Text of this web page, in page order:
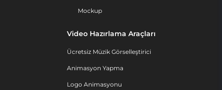
Mockup
Video Hazırlama Araçları
Ücretsiz Müzik Görselleştirici
Animasyon Yapma
Logo Animasyonu